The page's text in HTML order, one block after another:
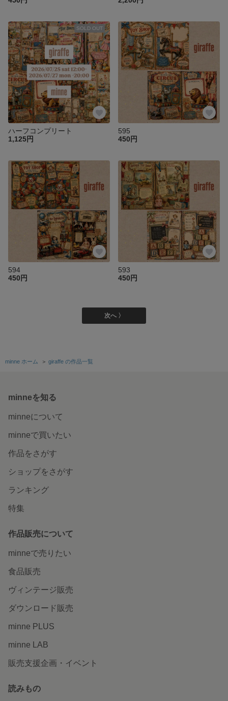
SOLD OUT
ハーフコンプリート
1,125円
595
450円
594
450円
593
450円
次へ 〉
minne ホーム ＞ giraffe の作品一覧
minneを知る
minneについて
minneで買いたい
作品をさがす
ショップをさがす
ランキング
特集
作品販売について
minneで売りたい
食品販売
ヴィンテージ販売
ダウンロード販売
minne PLUS
minne LAB
販売支援企画・イベント
読みもの